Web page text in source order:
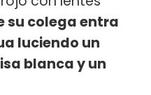
su colega entra
luciendo un
blanca y un